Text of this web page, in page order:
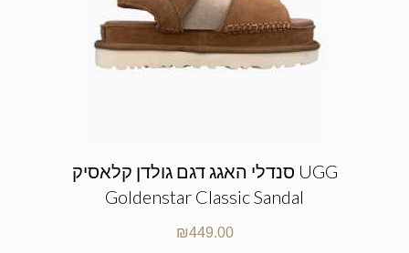
סנדלי האגג דגם גולדן קלאסיק UGG
Goldenstar Classic Sandal
₪449.00